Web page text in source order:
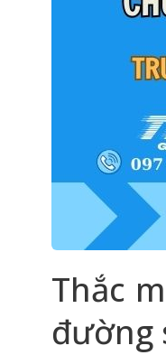
Thắc
đường